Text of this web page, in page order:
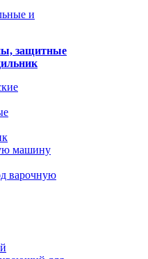
и
защитные
машину
варочную